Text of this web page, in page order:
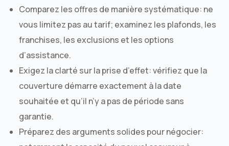
Comparez les offres de manière systématique: ne
vous limitez pas au tarif; examinez les plafonds, les
franchises, les exclusions et les options
d’assistance.
Exigez la clarté sur la prise d’effet: vérifiez que la
couverture démarre exactement à la date
souhaitée et qu’il n’y a pas de période sans
garantie.
Préparez des arguments solides pour négocier: